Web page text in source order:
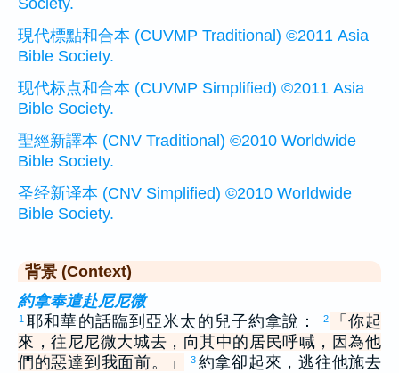
Society.
現代標點和合本 (CUVMP Traditional) ©2011 Asia
Bible Society.
现代标点和合本 (CUVMP Simplified) ©2011 Asia
Bible Society.
聖經新譯本 (CNV Traditional) ©2010 Worldwide
Bible Society.
圣经新译本 (CNV Simplified) ©2010 Worldwide
Bible Society.
背景 (Context)
約拿奉遣赴尼尼微
1 耶和華的話臨到亞米太的兒子約拿說： 2
「你起
來，往尼尼微大城去，向其中的居民呼喊，因為他
們的惡達到我面前。」
3 約拿卻起來，逃往他施去